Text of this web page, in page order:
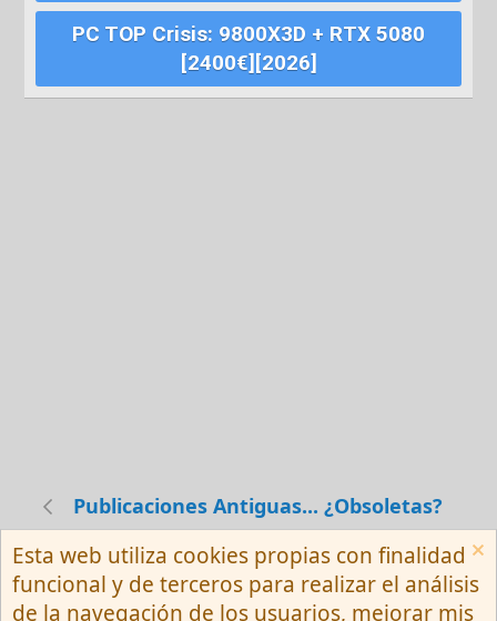
PC TOP Crisis: 9800X3D + RTX 5080
[2400€][2026]
Publicaciones Antiguas... ¿Obsoletas?
Español (Neutro) Tu
Contactarnos
Términos y reglas
Esta web utiliza cookies propias con finalidad
funcional y de terceros para realizar el análisis
de la navegación de los usuarios, mejorar mis